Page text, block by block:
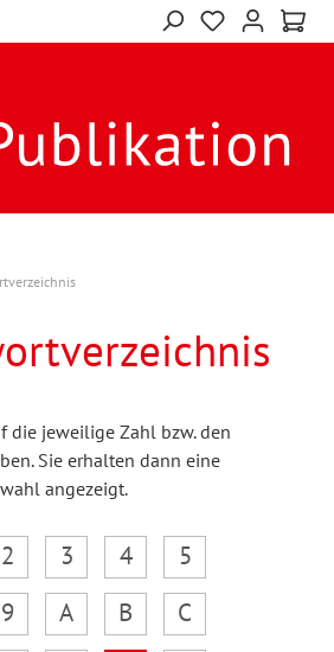
die jeweilige Zahl bzw. den
Sie erhalten dann eine
angezeigt.
2 3 4
5
9 A B
C